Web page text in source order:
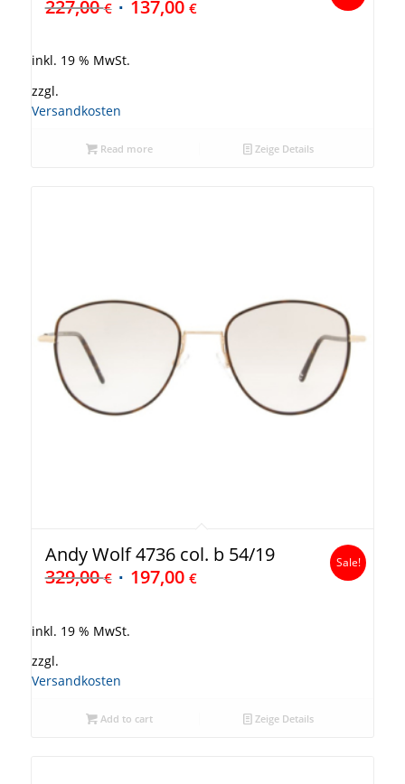
227,00€ 137,00 €
inkl. 19 % MwSt.
zzgl.
Versandkosten
Read more Zeige Details
Andy Wolf 4736 col. b 54/19
329,00€ 197,00 €
Sale!
inkl. 19 % MwSt.
zzgl.
Versandkosten
Add to cart Zeige Details